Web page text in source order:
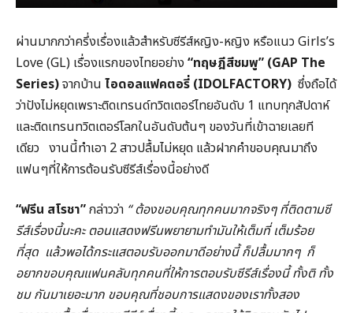
ผ่านมากกว่าครึ่งเรื่องแล้วสำหรับซีรีส์หญิง-หญิง หรือแนว Girls’s
Love (GL) เรื่องแรกของไทยอย่าง “ทฤษฎีสีชมพู” (GAP The
Series)จากบ้าน ไอดอลแฟคตอรี่ (IDOLFACTORY) ซึ่งถือได้
ว่าปังไม่หยุดเพราะติดเทรนด์ทวิตเตอร์ไทยอันดับ 1 แทบทุกสัปดาห์
และติดเทรนทวิตเตอร์โลกในอันดับต้นๆ ของวันที่เข้าฉายเลยที
เดียว งานนี้ทำเอา 2 สาวปลื้มไม่หยุด แล้วฝากคำขอบคุณมาถึง
แฟนๆที่ให้การต้อนรับซีรีส์เรื่องนี้อย่างดี
“ฟรีน สโรชา”กล่าวว่า “ ต้องขอบคุณทุกคนมากจริงๆ ที่ติดตามซี
รีส์เรื่องนี้นะคะ ตอนแสดงฟรีนพยายามทำมันให้เต็มที่ เต็มร้อย
ที่สุด แล้วพอได้กระแสตอบรับออกมาดีอย่างนี้ ก็ปลื้มมากๆ ก็
อยากขอบคุณแฟนคลับทุกคนที่ให้การตอบรับซีรีส์เรื่องนี้ ทั้งติ ทั้ง
ชม กันมาเยอะมาก ขอบคุณที่ชอบการแสดงของเราทั้งสอง